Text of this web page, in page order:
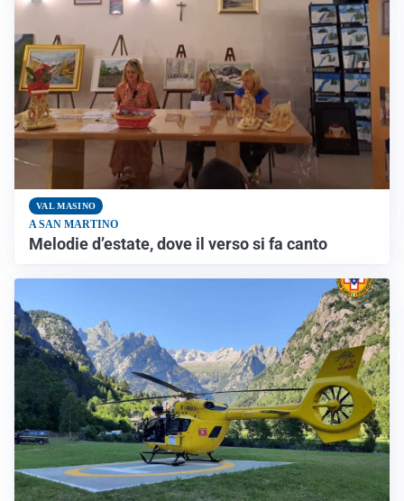
VAL MASINO
A SAN MARTINO
Melodie d’estate, dove il verso si fa canto